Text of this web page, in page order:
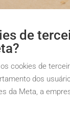
de
cookies de
dos
da Meta, a